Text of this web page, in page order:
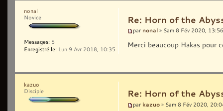
Re: Horn of the
par nonal » Sam 8 Fév 2020, 13:56
Merci beaucoup Hakas pour
nonal
Novice
Messages: 5
Enregistré le: Lun 9 Avr 2018, 10:35
Re: Horn of the
par kazuo » Sam 8 Fév 2020,
kazuo
Disciple